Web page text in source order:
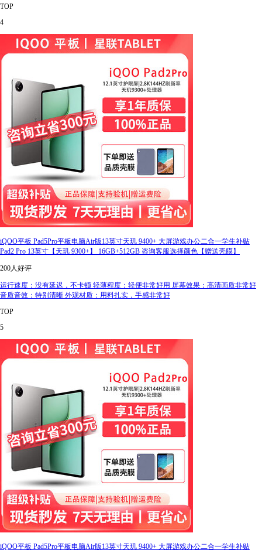
TOP
4
iQOO平板 Pad5Pro平板电脑Air版13英寸天玑 9400+ 大屏游戏办公二合一学生补贴
Pad2 Pro 13英寸【天玑 9300+】 16GB+512GB 咨询客服选择颜色【赠送壳膜】
200人好评
运行速度：没有延迟，不卡顿 轻薄程度：轻便非常好用 屏幕效果：高清画质非常好
音质音效：特别清晰 外观材质：用料扎实，手感非常好
TOP
5
iQOO平板 Pad5Pro平板电脑Air版13英寸天玑 9400+ 大屏游戏办公二合一学生补贴